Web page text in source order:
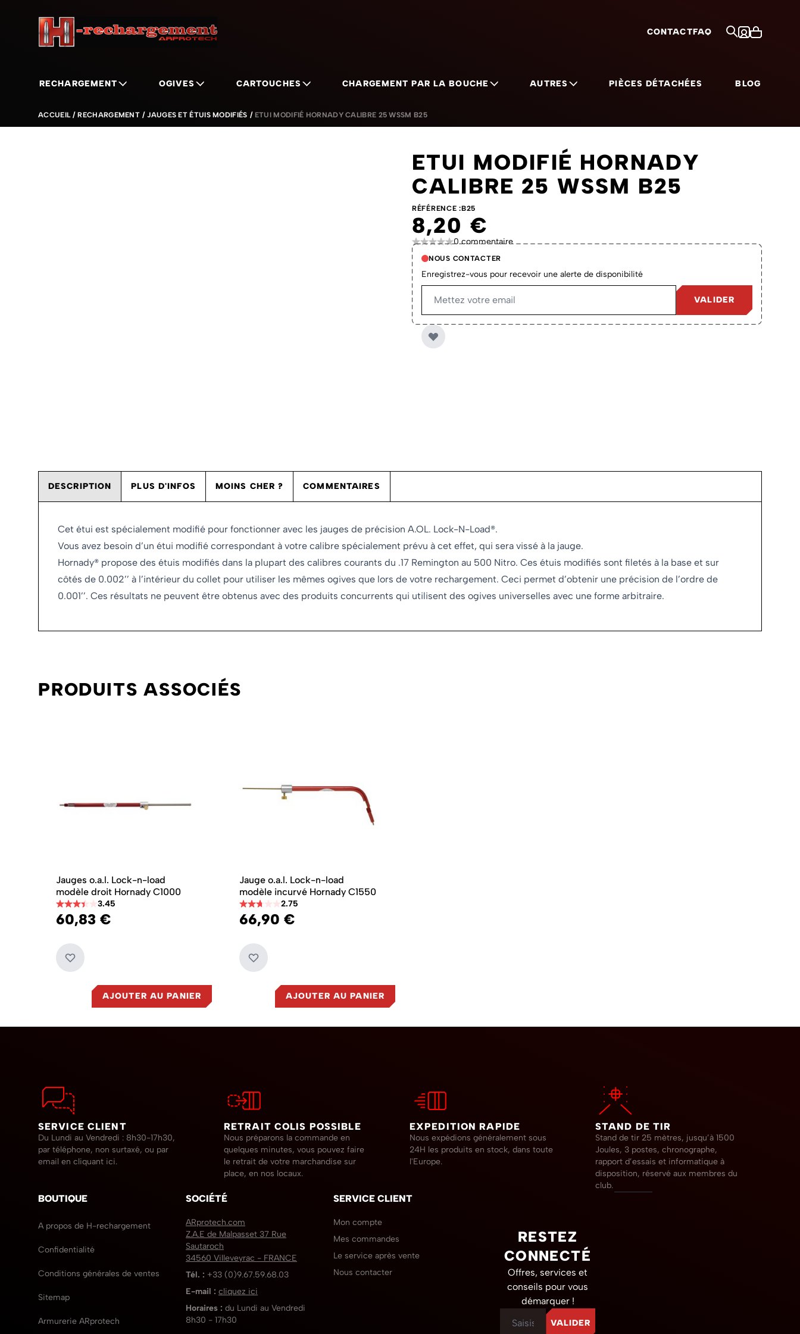
CONTACTFAQ
RECHARGEMENT OGIVES CARTOUCHES CHARGEMENT PAR LA BOUCHE AUTRES PIÈCES DÉTACHÉES BLOG
ACCUEIL / RECHARGEMENT / JAUGES ET ÉTUIS MODIFIÉS / ETUI MODIFIÉ HORNADY CALIBRE 25 WSSM B25
ETUI MODIFIÉ HORNADY
CALIBRE 25 WSSM B25
RÉFÉRENCE :B25
8,20 €
0 commentaire
NOUS CONTACTER
Enregistrez-vous pour recevoir une alerte de disponibilité
VALIDER
DESCRIPTION PLUS D'INFOS MOINS CHER ? COMMENTAIRES
Cet étui est spécialement modifié pour fonctionner avec les jauges de précision A.OL. Lock-N-Load®.
Vous avez besoin d’un étui modifié correspondant à votre calibre spécialement prévu à cet effet, qui sera vissé à la jauge.
Hornady® propose des étuis modifiés dans la plupart des calibres courants du .17 Remington au 500 Nitro. Ces étuis modifiés sont filetés à la base et sur
côtés de 0.002’’ à l’intérieur du collet pour utiliser les mêmes ogives que lors de votre rechargement. Ceci permet d’obtenir une précision de l’ordre de
0.001’’. Ces résultats ne peuvent être obtenus avec des produits concurrents qui utilisent des ogives universelles avec une forme arbitraire.
PRODUITS ASSOCIÉS
Jauges o.a.l. Lock-n-load
modèle droit Hornady C1000
3.45
60,83 €
AJOUTER AU PANIER
Jauge o.a.l. Lock-n-load
modèle incurvé Hornady C1550
2.75
66,90 €
AJOUTER AU PANIER
SERVICE CLIENT
Du Lundi au Vendredi : 8h30-17h30,
par téléphone, non surtaxé, ou par
email en cliquant ici.
RETRAIT COLIS POSSIBLE
Nous préparons la commande en
quelques minutes, vous pouvez faire
le retrait de votre marchandise sur
place, en nos locaux.
EXPEDITION RAPIDE
Nous expédions généralement sous
24H les produits en stock, dans toute
l'Europe.
STAND DE TIR
Stand de tir 25 mètres, jusqu’à 1500
Joules, 3 postes, chronographe,
rapport d’essais et informatique à
disposition, réservé aux membres du
club.
BOUTIQUE
A propos de H-rechargement
Confidentialité
Conditions générales de ventes
Sitemap
Armurerie ARprotech
SOCIÉTÉ
ARprotech.com
Z.A.E de Malpasset 37 Rue
Sautaroch
34560 Villeveyrac - FRANCE
Tél. : +33 (0)9.67.59.68.03
E-mail : cliquez ici
Horaires : du Lundi au Vendredi
8h30 - 17h30
SERVICE CLIENT
Mon compte
Mes commandes
Le service après vente
Nous contacter
RESTEZ
CONNECTÉ
Offres, services et
conseils pour vous
démarquer !
Adresse mail
VALIDER